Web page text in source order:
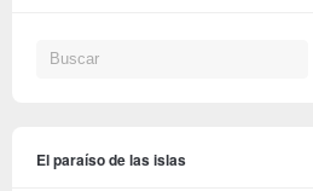
El paraíso de las islas